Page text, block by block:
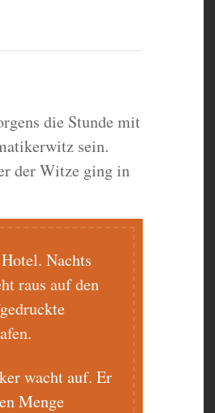
die Stunde mit
sein.
der Witze ging in
Nachts
raus auf den
wacht auf. Er
Menge